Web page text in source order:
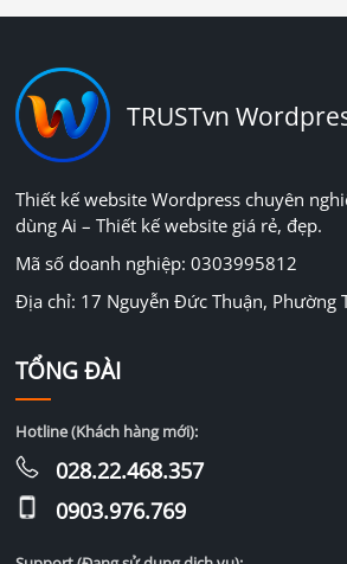
TRUSTvn
Thiết kế website Wordpress chuyên
dùng Ai – Thiết kế website giá rẻ, đẹp.
Mã số doanh nghiệp: 0303995812
Địa chỉ: 17 Nguyễn Đức Thuận, Phường
TỔNG ĐÀI
Hotline (Khách hàng mới):
028.22.468.357
0903.976.769